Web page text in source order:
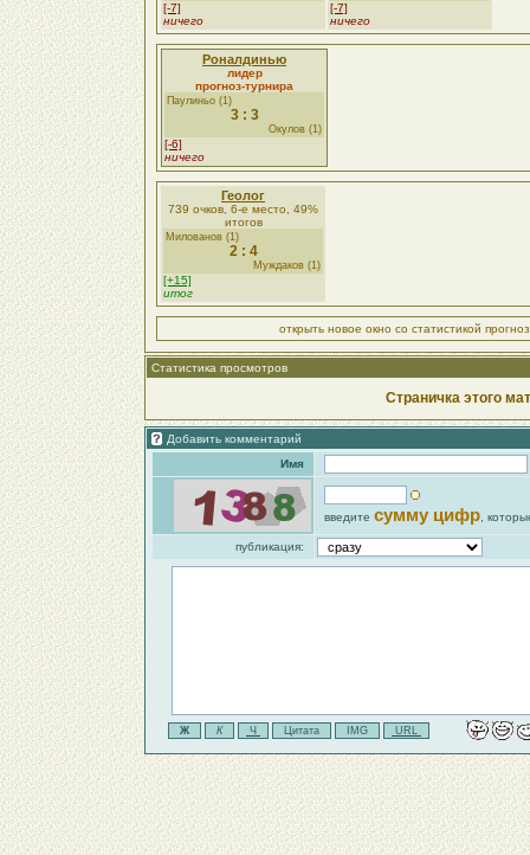
[-7]
ничего
[-7]
ничего
Роналдинью
лидер
прогноз-турнира
Паулиньо (1)
3 : 3
Окулов (1)
[-6]
ничего
Геолог
739 очков, 6-е место, 49%
итогов
Милованов (1)
2 : 4
Муждаков (1)
[+15]
итог
открыть новое окно со статистикой
Статистика просмотров
Страничка этого
Добавить комментарий
Имя
введите сумму цифр ,
публикация: